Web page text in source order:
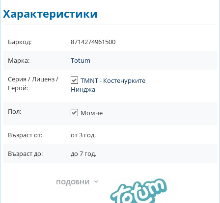
Характеристики
Баркод: 8714274961500
Марка: Totum
Серия / Лиценз /
Герой:
TMNT - Костенурките
Нинджа
Пол: Момче
Възраст от: от3 год.
Възраст до: до 7 год.
ПОДОБНИ